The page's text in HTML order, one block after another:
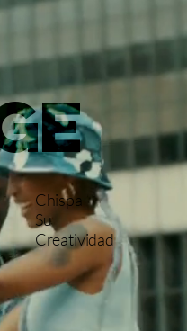
Chispa
Su
Creatividad